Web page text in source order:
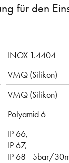
für den
INOX 1.4404
VMQ (Silikon)
VMQ (Silikon)
Polyamid 6
IP 66,
IP 67,
IP 68 - 5bar/